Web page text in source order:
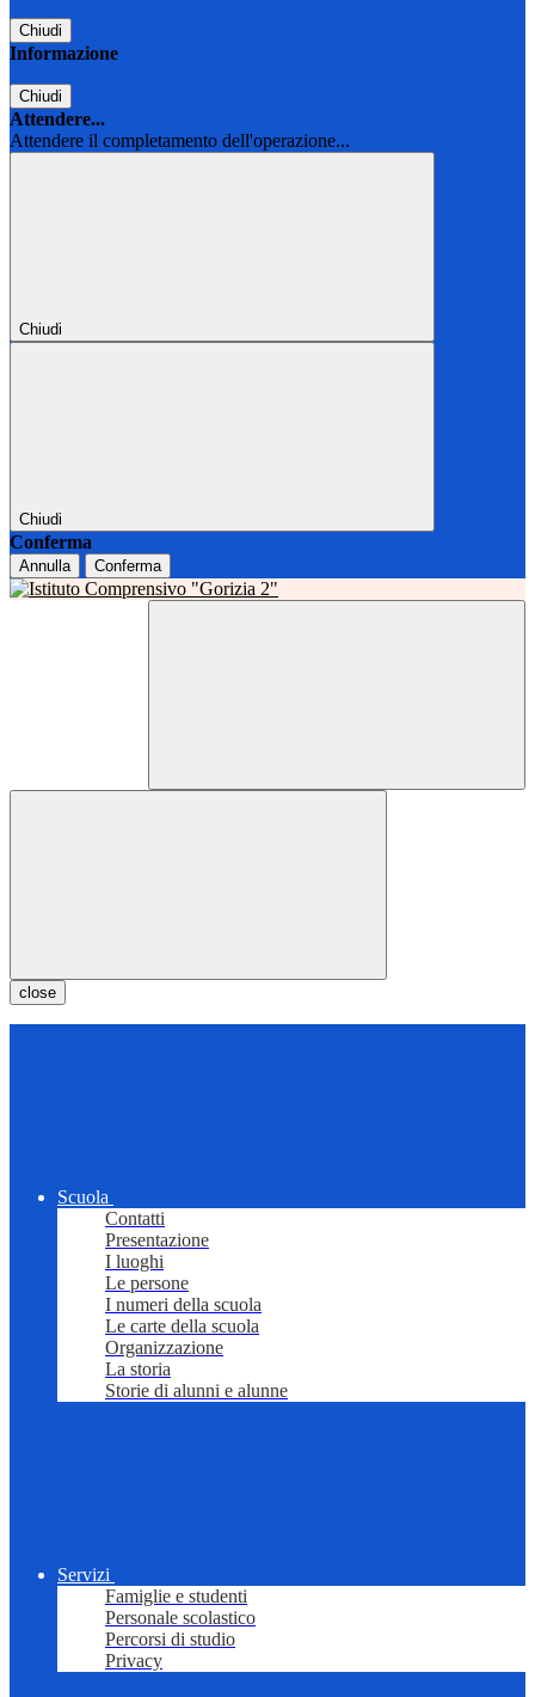
Chiudi
Informazione
Chiudi
Attendere...
Attendere il completamento dell'operazione...
Chiudi
Chiudi
Conferma
Annulla Conferma
close
Scuola
Contatti
Presentazione
I luoghi
Le persone
I numeri della scuola
Le carte della scuola
Organizzazione
La storia
Storie di alunni e alunne
Servizi
Famiglie e studenti
Personale scolastico
Percorsi di studio
Privacy